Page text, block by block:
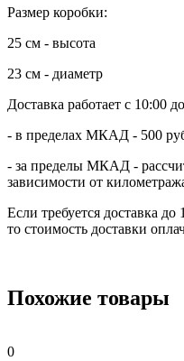
Размер коробки:
25 см - высота
23 см - диаметр
Доставка работает с 10:00
- в пределах МКАД - 500
- за пределы МКАД -
зависимости от
Если требуется доставка
то стоимость доставки
Похожие товары
0